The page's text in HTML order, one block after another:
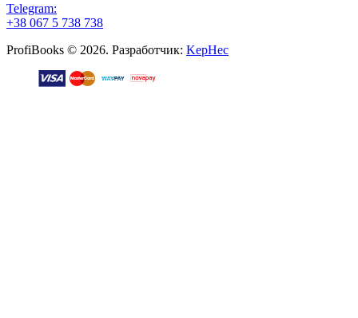
Telegram:
+38 067 5 738 738
ProfiBooks © 2026. Разработчик: KepHec